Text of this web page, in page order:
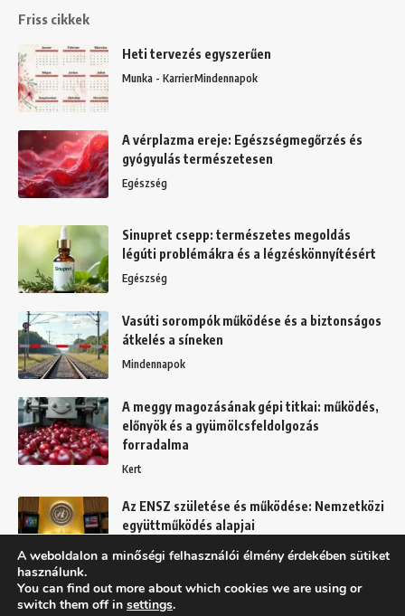
Friss cikkek
Heti tervezés egyszerűen
Munka - KarrierMindennapok
A vérplazma ereje: Egészségmegőrzés és
gyógyulás természetesen
Egészség
Sinupret csepp: természetes megoldás
légúti problémákra és a légzéskönnyítésért
Egészség
Vasúti sorompók működése és a biztonságos
átkelés a síneken
Mindennapok
A meggy magozásának gépi titkai: működés,
előnyök és a gyümölcsfeldolgozás
forradalma
Kert
Az ENSZ születése és működése: Nemzetközi
együttműködés alapjai
Mindennapok
A weboldalon a minőségi felhasználói élmény érdekében sütiket
használunk.
You can find out more about which cookies we are using or
switch them off in settings.